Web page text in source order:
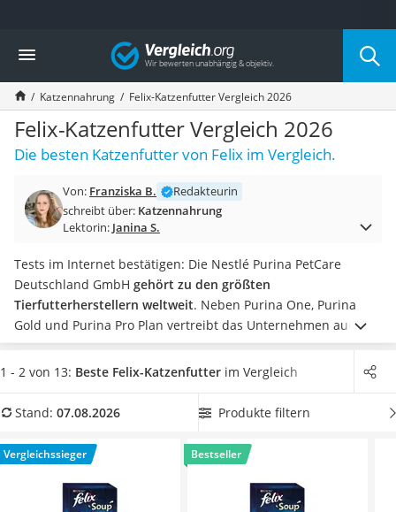
Die beliebtesten Vergleiche nach Kategorie
Drogerie
Inhalator
Haarschneider
Rollator
Braun Rasierer
Katzenklappe (Chip)
Masturbator
Massagepistole
Reisehaartrockner
Eiweißpulver
Magnesiumpräparat
Katzenklappe
Nackenmassagegerät
Zeckenschutz Katze
Philips-Sonicare-Zahnbürste
Mineralfutter Pferd
Massagegerät
Vergleich
Katzennahrung Felix-Katzenfutter Vergleich 2026
Felix-Katzenfutter Vergleich 2026
Die besten Katzenfutter von Felix im Vergleich.
Von: Franziska B.
Redakteurin
schreibt über: Katzennahrung
Lektorin: Janina S.
Tests im Internet bestätigen: Die Nestlé Purina PetCare
Deutschland GmbH gehört zu den größten
Tierfutterherstellern weltweit. Neben Purina One, Purina
Gold und Purina Pro Plan vertreibt das Unternehmen auch
dieKatzenfutter-Marke Purina Felix. Markenzeichen ist der
schwarz-weiße Kater Felix, der sich in Werbespots genüsslich
Stubentiger im Erwachsenenalter, wählen Sie jetzt
Vergleichstabelle. Überzeugt hat uns hier im August 2026
besonders das Modell
Purina Felix Soup Gemischte Vielfalt
mit seinen Eigenschaften.
1 - 2 von 13: Beste Felix-Katzenfutter im Vergleich
Stand: 07.08.2026 Produkte filtern
Vergleichssieger Bestseller